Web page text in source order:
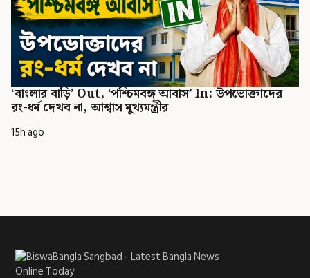
‘বাংলার বাড়ি’ Out, ‘পশ্চিমবঙ্গ আবাস’ In: উপভোক্তাদের
রং-ধর্ম দেখব না, আশ্বাস মুখ্যমন্ত্রীর
15h ago